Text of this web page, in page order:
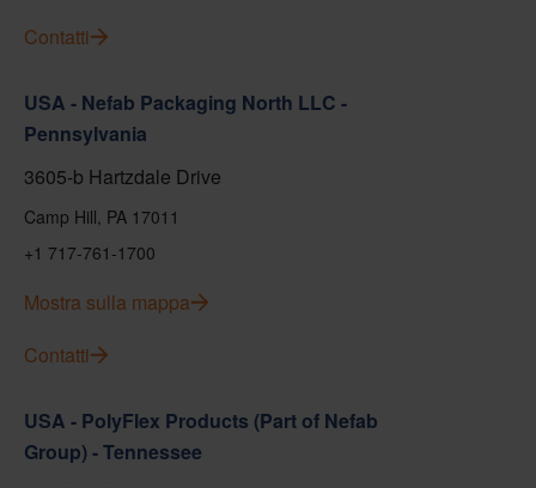
Contatti
USA - Nefab Packaging North LLC -
Pennsylvania
3605-b Hartzdale Drive
Camp Hill, PA 17011
+1 717-761-1700
Mostra sulla mappa
Contatti
USA - PolyFlex Products (Part of Nefab
Group) - Tennessee